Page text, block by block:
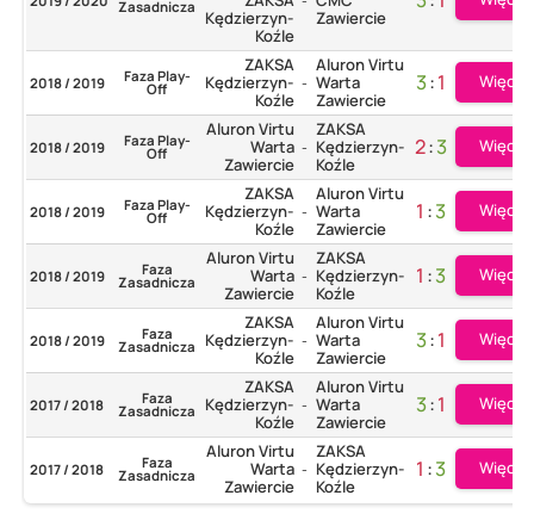
Zasadnicza
Kędzierzyn-
Koźle
Zawiercie
2018 / 2019 Faza Play-
Off
ZAKSA
Kędzierzyn-
Koźle
-
Aluron Virtu
Warta
Zawiercie
3:1 Więcej
2018 / 2019 Faza Play-
Off
Aluron Virtu
Warta
Zawiercie
-
ZAKSA
Kędzierzyn-
Koźle
2:3 Więcej
2018 / 2019 Faza Play-
Off
ZAKSA
Kędzierzyn-
Koźle
-
Aluron Virtu
Warta
Zawiercie
1 :3 Więcej
2018 / 2019 Faza
Zasadnicza
Aluron Virtu
Warta
Zawiercie
-
ZAKSA
Kędzierzyn-
Koźle
1 :3 Więcej
2018 / 2019 Faza
Zasadnicza
ZAKSA
Kędzierzyn-
Koźle
-
Aluron Virtu
Warta
Zawiercie
3:1 Więcej
2017 / 2018 Faza
Zasadnicza
ZAKSA
Kędzierzyn-
Koźle
-
Aluron Virtu
Warta
Zawiercie
3:1 Więcej
2017 / 2018 Faza
Zasadnicza
Aluron Virtu
Warta
Zawiercie
-
ZAKSA
Kędzierzyn-
Koźle
1 :3 Więcej